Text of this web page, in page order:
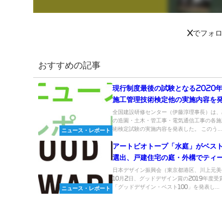
Xでフォ
おすすめの記事
ニュース・レポート
現行制度最後の試験となる2020
施工管理技術検定他の実施内容を
国建設研修センター
全国建設研修センター（伊藤淳理事長）は
の造園・土木・管工事・電気通信工事の各
術検定試験の実施内容を発表した。 このう...
ニュース・レポート
アートビオトープ「水庭」がベス
選出、戸建住宅の庭・外構でティ
デンスクエアとアトリエグリーン
／グッドデザイン賞2019
日本デザイン振興会（東京都港区、川上元
10月2日、グッドデザイン賞の2019年度受
「グッドデザイン・ベスト100」を発表し...